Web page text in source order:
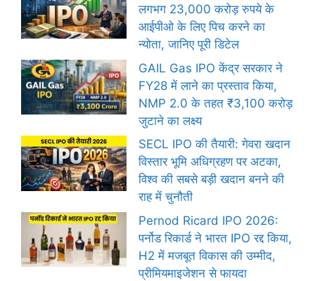
लगभग 23,000 करोड़ रुपये के
आईपीओ के लिए पिच करने का
न्योता, जानिए पूरी डिटेल
GAIL Gas IPO केंद्र सरकार ने
FY28 में लाने का प्रस्ताव किया,
NMP 2.0 के तहत ₹3,100 करोड़
जुटाने का लक्ष्य
SECL IPO की तैयारी: गेवरा खदान
विस्तार भूमि अधिग्रहण पर अटका,
विश्व की सबसे बड़ी खदान बनने की
राह में चुनौती
Pernod Ricard IPO 2026:
पर्नोड रिकार्ड ने भारत IPO रद्द किया,
H2 में मजबूत विकास की उम्मीद,
प्रीमियमाइजेशन से फायदा